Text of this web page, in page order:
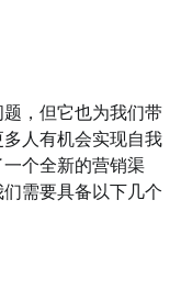
，但它也为我们带
人有机会实现自我
个全新的营销渠
需要具备以下几个